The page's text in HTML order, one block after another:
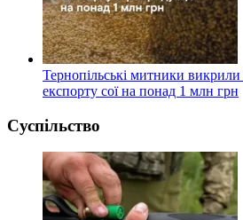
Тернопільські митники
експорту сої на понад 1 млн грн
Суспільство